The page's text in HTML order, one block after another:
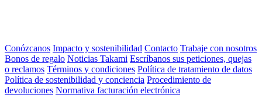
Conózcanos Impacto y sostenibilidad Contacto Trabaje con nosotros
Bonos de regalo Noticias Takami Escríbanos sus peticiones, quejas
o reclamos Términos y condiciones Política de tratamiento de datos
Política de sostenibilidad y conciencia Procedimiento de
devoluciones Normativa facturación electrónica